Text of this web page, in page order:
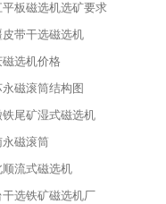
平板磁选机选矿要求
皮带干选磁选机
磁选机价格
磁滚筒结构图
铁尾矿湿式磁选机
永磁滚筒
顺流式磁选机
干选铁矿磁选机厂